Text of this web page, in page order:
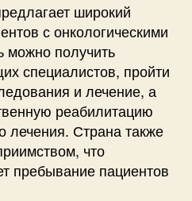
широкий
с онкологическими
можно получить
специалистов, пройти
и лечение, а
реабилитацию
лечения. Страна также
что
пребывание пациентов